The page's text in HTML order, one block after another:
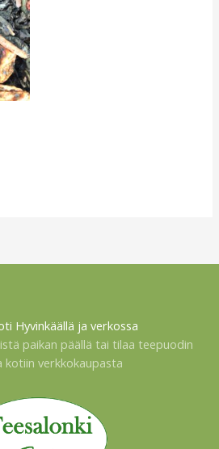
Hyvinkäällä ja verkossa
paikan päällä tai tilaa teepuodin
verkkokaupasta